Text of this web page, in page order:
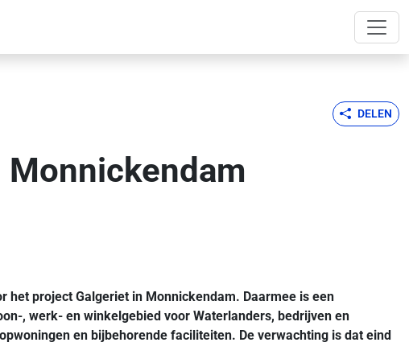
DELEN
het project Galgeriet in Monnickendam. Daarmee is een
, werk- en winkelgebied voor Waterlanders, bedrijven en
en bijbehorende faciliteiten. De verwachting is dat eind